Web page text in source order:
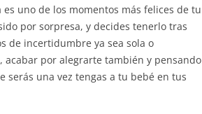
uno de los momentos más felices de tu
por sorpresa, y decides tenerlo tras
de incertidumbre ya sea sola o
acabar por alegrarte también y pensando
serás una vez tengas a tu bebé en tus